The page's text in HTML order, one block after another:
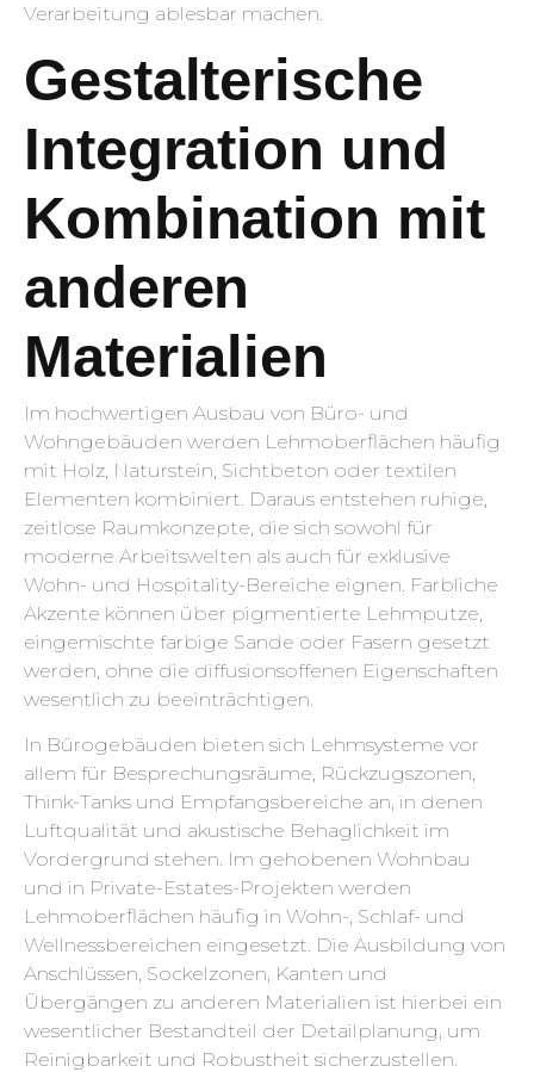
Verarbeitung ablesbar machen.
Gestalterische
Integration und
Kombination mit
anderen
Materialien
Im hochwertigen Ausbau von Büro- und
Wohngebäuden werden Lehmoberflächen häufig
mit Holz, Naturstein, Sichtbeton oder textilen
Elementen kombiniert. Daraus entstehen ruhige,
zeitlose Raumkonzepte, die sich sowohl für
moderne Arbeitswelten als auch für exklusive
Wohn- und Hospitality-Bereiche eignen. Farbliche
Akzente können über pigmentierte Lehmputze,
eingemischte farbige Sande oder Fasern gesetzt
werden, ohne die diffusionsoffenen Eigenschaften
wesentlich zu beeinträchtigen.
In Bürogebäuden bieten sich Lehmsysteme vor
allem für Besprechungsräume, Rückzugszonen,
Think-Tanks und Empfangsbereiche an, in denen
Luftqualität und akustische Behaglichkeit im
Vordergrund stehen. Im gehobenen Wohnbau
und in Private-Estates-Projekten werden
Lehmoberflächen häufig in Wohn-, Schlaf- und
Wellnessbereichen eingesetzt. Die Ausbildung von
Anschlüssen, Sockelzonen, Kanten und
Übergängen zu anderen Materialien ist hierbei ein
wesentlicher Bestandteil der Detailplanung, um
Reinigbarkeit und Robustheit sicherzustellen.